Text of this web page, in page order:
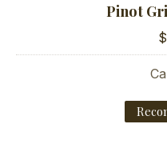
Pinot